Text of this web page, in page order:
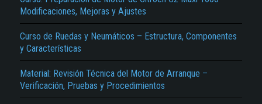
Modificaciones, Mejoras y Ajustes
Curso de Ruedas y Neumáticos – Estructura, Componentes
y Características
Material: Revisión Técnica del Motor de Arranque –
Verificación, Pruebas y Procedimientos